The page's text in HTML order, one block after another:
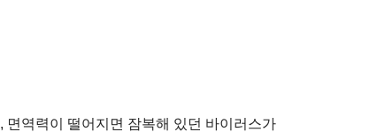
역력이 떨어지면 잠복해 있던 바이러스가